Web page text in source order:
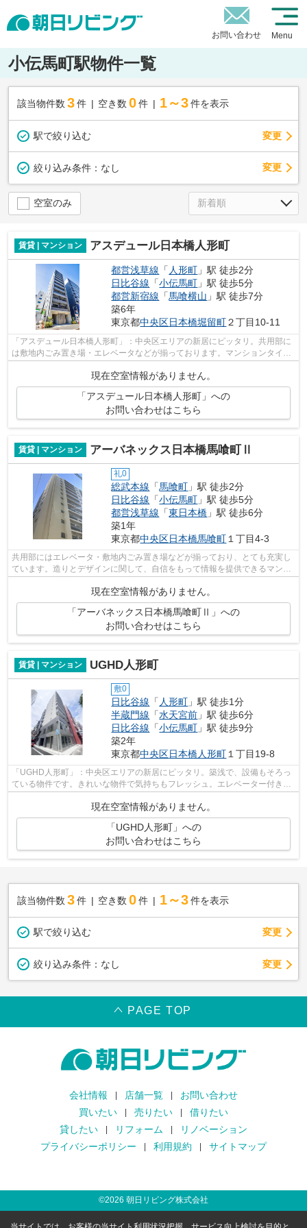
お問い合わせ Menu
小伝馬町駅物件一覧
該当物件数 3件 空き数 0 件 1～3 件を表示
駅で絞り込む 変更
絞り込み条件： なし 変更
空室のみ
賃貸 | マンション アスデュール日本橋人形町
都営浅草線 「 人形町 」駅 徒歩2分
日比谷線 「小伝馬町 」駅 徒歩5分
都営新宿線 「馬喰横山 」駅 徒歩7分
築6年
東京都中央区日本橋堀留町２丁目10-11
「アスデュール日本橋人形町」：中央区エリアの新居にピッタリ。共用部に
は敷地内ごみ置き場・エレベータなどが揃っております。マンションタイプ
現在空室情報がありません。
「アスデュール日本橋人形町」への
お問い合わせはこちら
賃貸 | マンション アーバネックス日本橋馬喰町Ⅱ
礼0
総武本線 「馬喰町 」駅 徒歩2分
日比谷線 「小伝馬町 」駅 徒歩5分
都営浅草線 「東日本橋 」駅 徒歩6分
築1年
東京都中央区日本橋馬喰町 １丁目4-3
共用部にはエレベータ・敷地内ごみ置き場などが揃っており、とても充実し
ています。造りとデザインに関して、自信をもって情報を提供できるマンシ
ョンです。充実の設備と綺麗な室内を...
現在空室情報がありません。
「アーバネックス日本橋馬喰町Ⅱ」への
お問い合わせはこちら
賃貸 | マンション UGHD人形町
敷0
日比谷線 「 人形町 」駅 徒歩1分
半蔵門線 「水天宮前 」駅 徒歩6分
日比谷線 「小伝馬町 」駅 徒歩9分
築2年
東京都中央区日本橋人形町１丁目19-8
「UGHD人形町」：中央区エリアの新居にピッタリ。築浅で、設備もそろっ
ている物件です。きれいな物件で気持ちもフレッシュ。エレベーター付き物
現在空室情報がありません。
「UGHD人形町」への
お問い合わせはこちら
該当物件数 3件 空き数 0 件 1～3 件を表示
駅で絞り込む 変更
絞り込み条件： なし 変更
PAGE TOP
会社情報 店舗一覧
お問い合わせ
買いたい
売りたい
借りたい
貸したい
リフォーム
リノベーション
プライバシーポリシー
利用規約 サイトマップ
©2026 朝日リビング株式会社